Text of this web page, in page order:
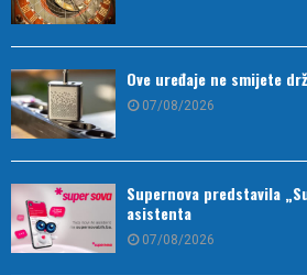
Ove uređaje ne smijete
07/08/2026
Supernova predstavila
asistenta
07/08/2026